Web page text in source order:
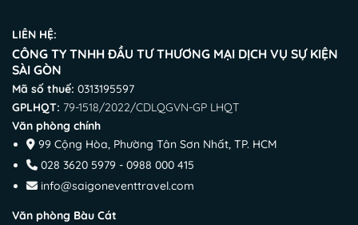
LIÊN HỆ:
CÔNG TY TNHH ĐẦU TƯ THƯƠNG MẠI DỊCH VỤ SỰ KIỆN
SÀI GÒN
Mã số thuế: 0313195597
GPLHQT: 79-1518/2022/CDLQGVN-GP LHQT
Văn phòng chính
99 Cộng Hòa, Phường Tân Sơn Nhất, TP. HCM
028 3620 5979 - 0988 000 415
info@saigoneventtravel.com
Văn phòng Bàu Cát